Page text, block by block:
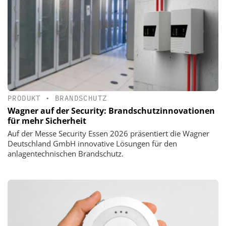
PRODUKT • BRANDSCHUTZ
Wagner auf der Security: Brandschutzinnovationen
für mehr Sicherheit
Auf der Messe Security Essen 2026 präsentiert die Wagner
Deutschland GmbH innovative Lösungen für den
anlagentechnischen Brandschutz.